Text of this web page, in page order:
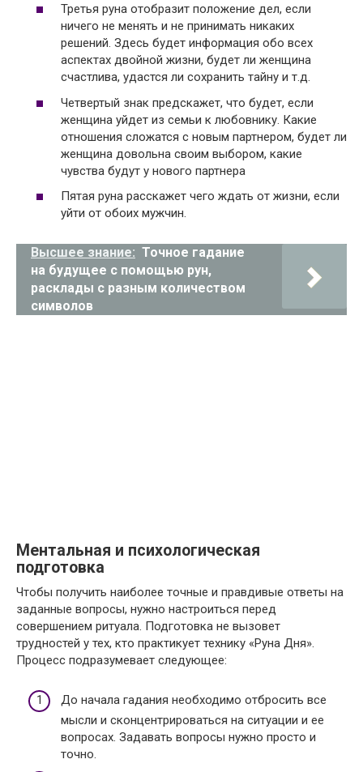
Третья руна отобразит положение дел, если
ничего не менять и не принимать никаких
решений. Здесь будет информация обо всех
аспектах двойной жизни, будет ли женщина
счастлива, удастся ли сохранить тайну и т.д.
Четвертый знак предскажет, что будет, если
женщина уйдет из семьи к любовнику. Какие
отношения сложатся с новым партнером, будет ли
женщина довольна своим выбором, какие
чувства будут у нового партнера
Пятая руна расскажет чего ждать от жизни, если
уйти от обоих мужчин.
Высшее знание: Точное гадание
на будущее с помощью рун,
расклады с разным количеством
символов
Ментальная и психологическая
подготовка
Чтобы получить наиболее точные и правдивые ответы на
заданные вопросы, нужно настроиться перед
совершением ритуала. Подготовка не вызовет
трудностей у тех, кто практикует технику «Руна Дня».
Процесс подразумевает следующее:
До начала гадания необходимо отбросить все
мысли и сконцентрироваться на ситуации и ее
вопросах. Задавать вопросы нужно просто и
точно.